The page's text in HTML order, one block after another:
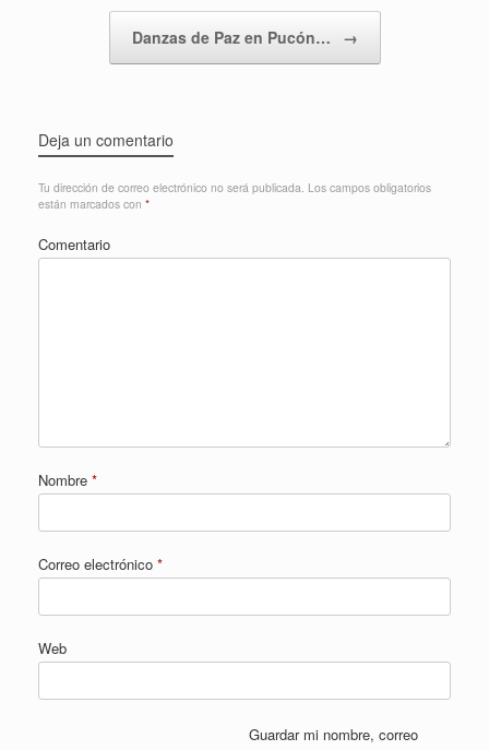
Danzas de Paz en Pucón… →
Deja un comentario
Tu dirección de correo electrónico no será publicada. Los campos obligatorios
están marcados con *
Comentario
Nombre *
Correo electrónico *
Web
Guardar mi nombre, correo